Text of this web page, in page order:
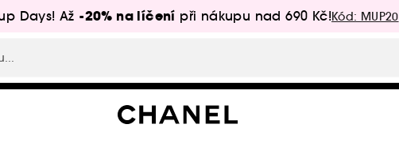
Days! Až -20% na líčení při nákupu nad 690 Kč!Kód: MUP20